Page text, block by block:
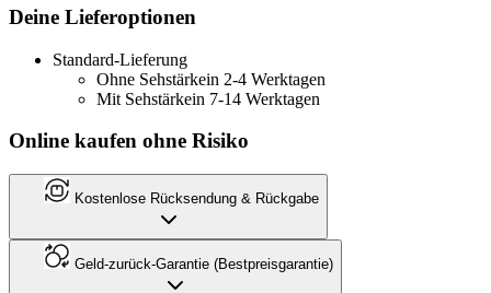
Deine Lieferoptionen
Standard-Lieferung
Ohne Sehstärkein 2-4 Werktagen
Mit Sehstärkein 7-14 Werktagen
Online kaufen ohne Risiko
Kostenlose Rücksendung & Rückgabe
Geld-zurück-Garantie (Bestpreisgarantie)